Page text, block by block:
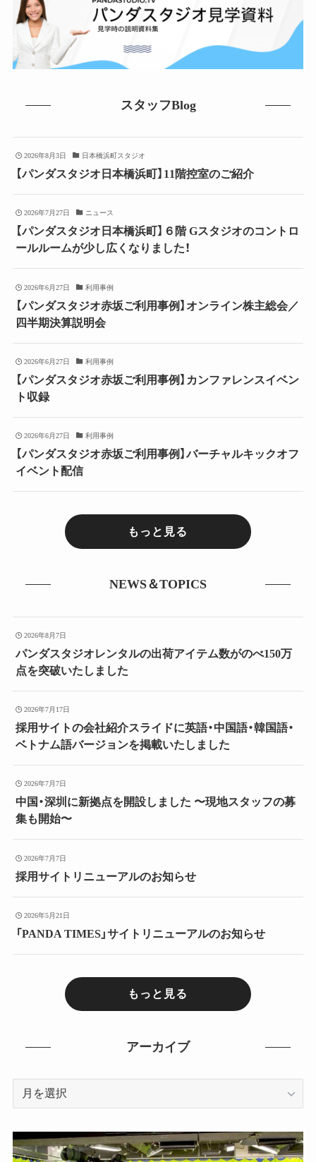
スタッフBlog
2026年8月3日 日本橋浜町スタジオ
【パンダスタジオ日本橋浜町】11階控室のご紹介
2026年7月27日 ニュース
【パンダスタジオ日本橋浜町】６階 Gスタジオのコントロ
ールルームが少し広くなりました！
2026年6月27日 利用事例
【パンダスタジオ赤坂ご利用事例】オンライン株主総会／
四半期決算説明会
2026年6月27日 利用事例
【パンダスタジオ赤坂ご利用事例】カンファレンスイベン
ト収録
2026年6月27日 利用事例
【パンダスタジオ赤坂ご利用事例】バーチャルキックオフ
イベント配信
もっと見る
NEWS＆TOPICS
2026年8月7日
パンダスタジオレンタルの出荷アイテム数がのべ150万
点を突破いたしました
2026年7月17日
採用サイトの会社紹介スライドに英語・中国語・韓国語・
ベトナム語バージョンを掲載いたしました
2026年7月7日
中国・深圳に新拠点を開設しました 〜現地スタッフの募
集も開始〜
2026年7月7日
採用サイトリニューアルのお知らせ
2026年5月21日
「PANDA TIMES」サイトリニューアルのお知らせ
もっと見る
アーカイブ
ー
イ
ブ